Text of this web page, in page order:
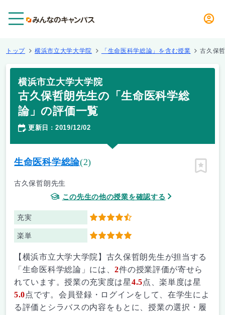
トップ 横浜市立大学大学院 「生命医科学総論」を含む授業 古久保
横浜市立大学大学院
古久保哲朗先生の「生命医科学総
論」の評価一覧
更新日 ： 2019/12/02
生命医科学総論(2)
古久保哲朗先生
この先生の他の授業を確認する
充実 4.5
楽単 5
ピン留
【横浜市立大学大学院】古久保哲朗先生が担当する
「生命医科学総論」には、2件の授業評価が寄せら
れています。授業の充実度は星4.5点、楽単度は星
5.0点です。会員登録・ログインをして、在学生によ
る評価とシラバスの内容をもとに、授業の選択・履